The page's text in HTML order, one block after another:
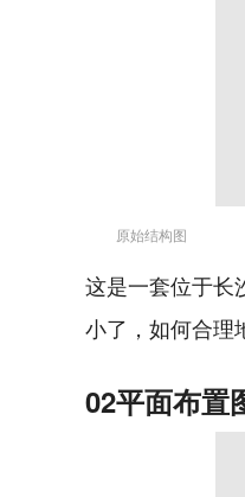
原始结构图
这是一套位于长
小了，如何合理
02平面布置